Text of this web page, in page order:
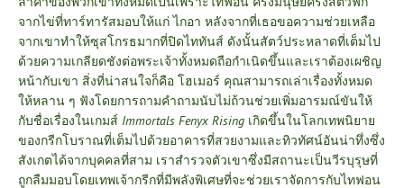
จากไข่ที่ทาร์ทารัสมอบให้แก่ ไกอา หลังจากที่เธอขอความช่วยเหลือ
จากเขาทำให้ซุสโกรธมากที่ปิดไททันส์ ดังนั้นสัตว์ประหลาดที่เต็มไป
ด้วยความเกลียดชังต่อพระเจ้าทั้งหมดถือกำเนิดขึ้นและเราต้องเผชิญ
หน้ากับเขา สิ่งที่น่าสนใจก็คือ โฮเมอร์ คุณสามารถเล่าเรื่องทั้งหมด
ให้หลาน ๆ ฟังโดยการถามคำถามนับไม่ถ้วนช่วยเพิ่มอารมณ์ขันให้
กับชื่อเรื่องในเกมส์ Immortals Fenyx Rising เกิดขึ้นในโลกเทพนิยาย
ของกรีกโบราณที่เต็มไปด้วยอาคารที่สวยงามและทิวทัศน์อันน่าทึ่งซึ่ง
สังเกตได้จากบุคคลที่สาม เราสำรวจตัวเขาซึ่งมีสถานะเป็นวีรบุรุษที่
ถูกลืมมอบโดยเทพเจ้ากรีกที่มีพลังพิเศษที่จะช่วยเราจัดการกับไทฟอน